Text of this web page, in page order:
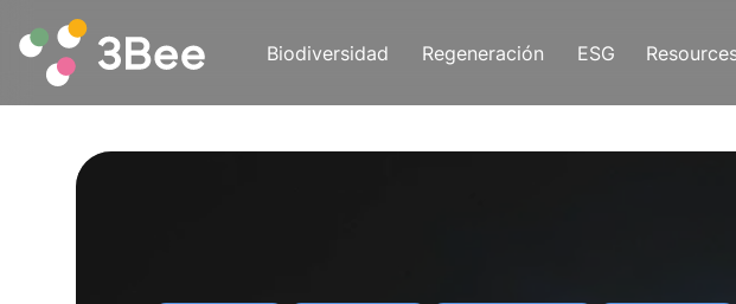
Biodiversidad Regeneración ESG